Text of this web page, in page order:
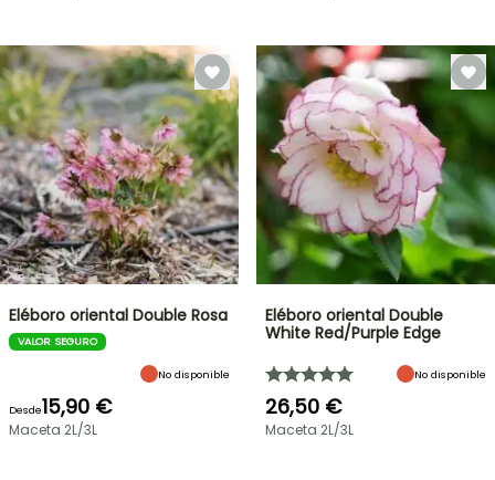
Eléboro oriental Double Rosa
VALOR SEGURO
No disponible
Desde15,90 €
Maceta 2L/3L
Eléboro oriental Double
White Red/Purple Edge
No disponible
26,50 €
Maceta 2L/3L